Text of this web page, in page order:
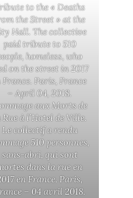
to the « Deaths
the Street » at the
Hall. The collective
paid tribute to 510
homeless, who
on the street in 2017
Paris, France
– April 04, 2018.
aux Morts de
Rue à l’Hotel de Ville.
Le collectif a rendu
510 personnes,
sans-abri, qui sont
dans la rue en
en France. Paris,
– 04 avril 2018.